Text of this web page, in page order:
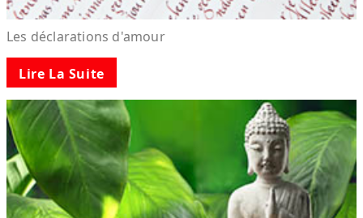
Les déclarations d'amour
Lire La Suite